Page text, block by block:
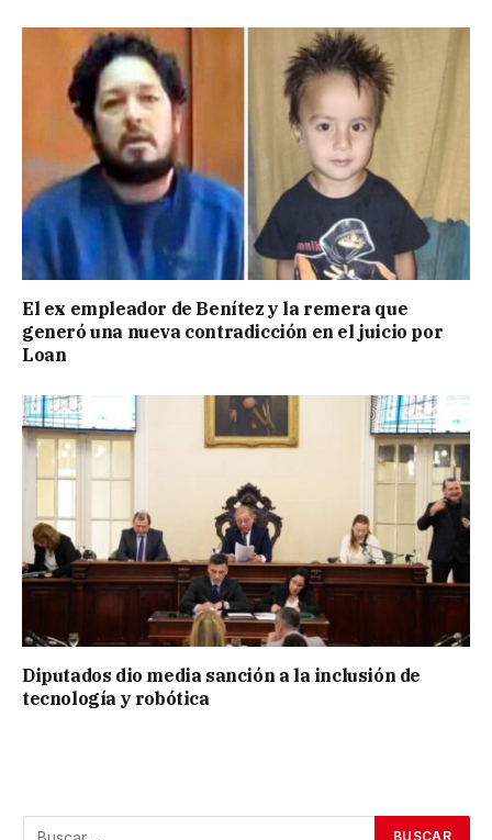
El ex empleador de Benítez y la remera que
generó una nueva contradicción en el juicio por
Loan
Diputados dio media sanción a la inclusión de
tecnología y robótica